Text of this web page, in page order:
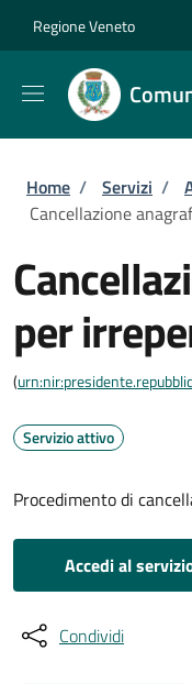
Regione Veneto
Briciole di
Home / Servizi /
Cancellazione
per
(
Servizio attivo
Procedimento di
Accedi al
Condividi